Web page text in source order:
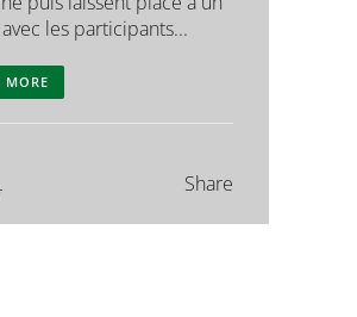
les participants...
MORE
Share